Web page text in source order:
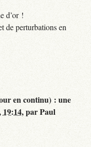
d’or !
de perturbations en
en continu) : une
19:14,parPaul